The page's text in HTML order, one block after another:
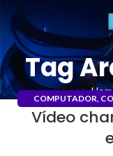
Tag
COMPUTADOR,
Vídeo